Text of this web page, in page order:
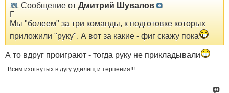
Сообщение от Дмитрий Шувалов
Г
Мы "болеем" за три команды, к подготовке которых
приложили "руку". А вот за какие - фиг скажу пока
А то вдруг проиграют - тогда руку не прикладывали
Всем изогнутых в дугу удилищ и терпения!!!